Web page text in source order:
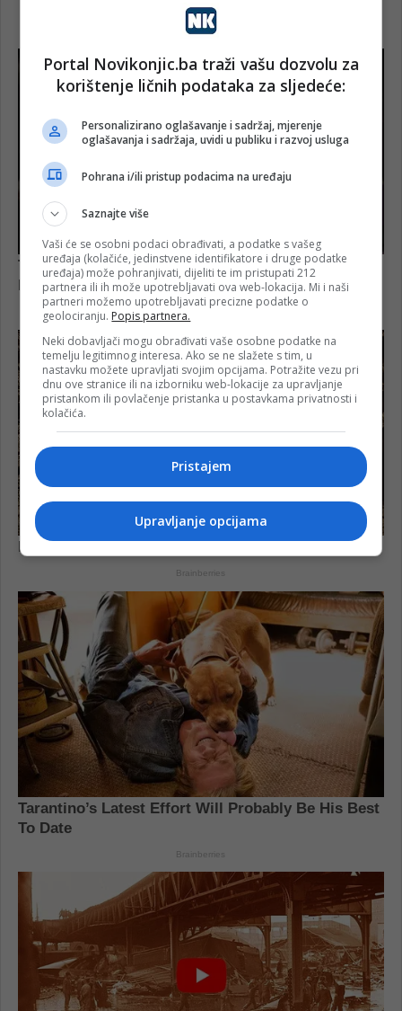
Portal Novikonjic.ba traži vašu dozvolu za
korištenje ličnih podataka za sljedeće:
Personalizirano oglašavanje i sadržaj, mjerenje
oglašavanja i sadržaja, uvidi u publiku i razvoj usluga
Pohrana i/ili pristup podacima na uređaju
Saznajte više
Vaši će se osobni podaci obrađivati, a podatke s vašeg
uređaja (kolačiće, jedinstvene identifikatore i druge podatke
uređaja) može pohranjivati, dijeliti te im pristupati 212
partnera ili ih može upotrebljavati ova web-lokacija. Mi i naši
partneri možemo upotrebljavati precizne podatke o
geolociranju. Popis partnera.
Neki dobavljači mogu obrađivati vaše osobne podatke na
temelju legitimnog interesa. Ako se ne slažete s tim, u
nastavku možete upravljati svojim opcijama. Potražite vezu pri
dnu ove stranice ili na izborniku web-lokacije za upravljanje
pristankom ili povlačenje pristanka u postavkama privatnosti i
kolačića.
Pristajem
Upravljanje opcijama